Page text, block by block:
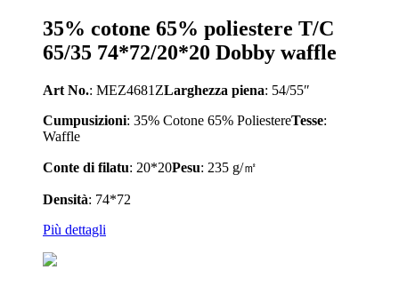
35% cotone 65% poliestere T/C
65/35 74*72/20*20 Dobby waffle
Art No.: MEZ4681ZLarghezza piena: 54/55″
Cumpusizioni: 35% Cotone 65% PoliestereTesse:
Waffle
Conte di filatu: 20*20Pesu: 235 g/㎡
Densità: 74*72
Più dettagli